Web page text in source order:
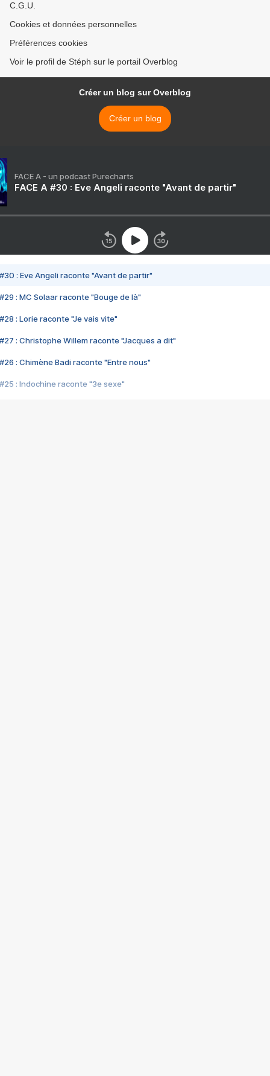
C.G.U.
Cookies et données personnelles
Préférences cookies
Voir le profil de Stéph sur le portail Overblog
Créer un blog sur Overblog
Créer un blog
FACE A - un podcast Purecharts
FACE A #30 : Eve Angeli raconte "Avant de partir"
#30 : Eve Angeli raconte "Avant de partir"
#29 : MC Solaar raconte "Bouge de là"
#28 : Lorie raconte "Je vais vite"
#27 : Christophe Willem raconte "Jacques a dit"
#26 : Chimène Badi raconte "Entre nous"
#25 : Indochine raconte "3e sexe"